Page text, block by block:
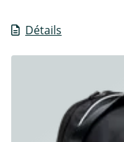
Détails